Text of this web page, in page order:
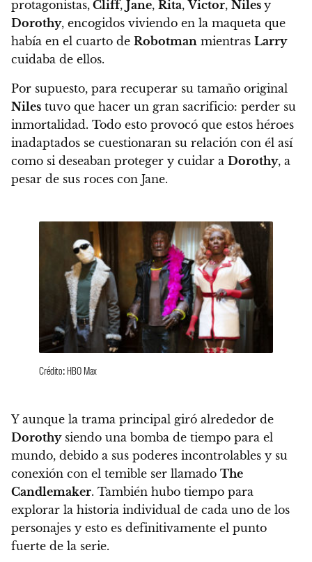
protagonistas, Cliff, Jane, Rita,Victor, Niles y
Dorothy, encogidos viviendo en la maqueta que
había en el cuarto de Robotman mientras Larry
cuidaba de ellos.
Por supuesto, para recuperar su tamaño original
Niles tuvo que hacer un gran sacrificio: perder su
inmortalidad. Todo esto provocó que estos héroes
inadaptados se cuestionaran su relación con él así
como si deseaban proteger y cuidar a Dorothy, a
pesar de sus roces con Jane.
Crédito: HBO Max
Y aunque la trama principal giró alrededor de
Dorothysiendo una bomba de tiempo para el
mundo, debido a sus poderes incontrolables y su
conexión con el temible ser llamado The
Candlemaker. También hubo tiempo para
explorar la historia individual de cada uno de los
personajes y esto es definitivamente el punto
fuerte de la serie.